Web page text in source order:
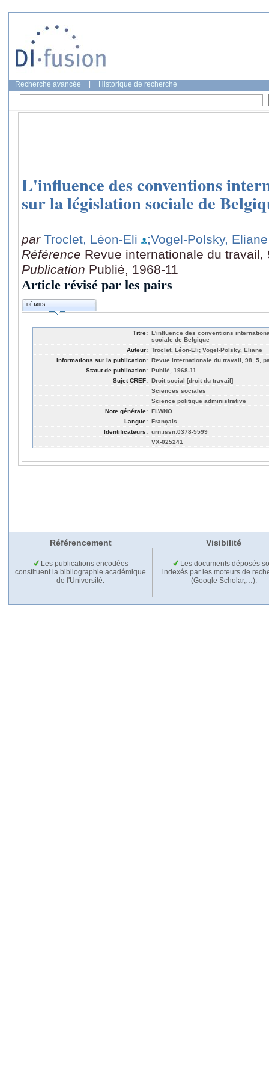
Recherche avancée Historique de recherche
L'influence des conventions
sur la législation sociale de
par Troclet, Léon-Eli
;Vogel-Polsky, Eliane
Référence Revue internationale du travail,
Publication Publié, 1968-11
Article révisé par les pairs
DÉTAILS
Titre: L'influence des conventions
sociale de Belgique
Auteur: Troclet, Léon-Eli; Vogel-Polsky, Eliane
Informations sur la publication: Revue internationale du travail, 98, 5,
Statut de publication: Publié, 1968-11
Sujet CREF: Droit social [droit du travail]
Sciences sociales
Science politique administrative
Note générale: FLWNO
Langue: Français
Identificateurs: urn:issn:0378-5599
VX-025241
Référencement Visibilité
Les publications encodées
constituent la bibliographie académique
de l'Université.
Les documents déposés
indexés par les moteurs de
(Google Scholar,…).